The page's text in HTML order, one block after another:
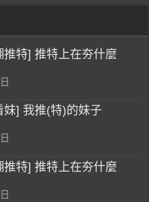
推特] 推特上在夯什麼
妹] 我推(特)的妹子
推特] 推特上在夯什麼